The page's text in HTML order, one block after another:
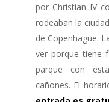
por Christian IV
rodeaban la
de Copenhague.
ver porque tiene
parque con
cañones. El